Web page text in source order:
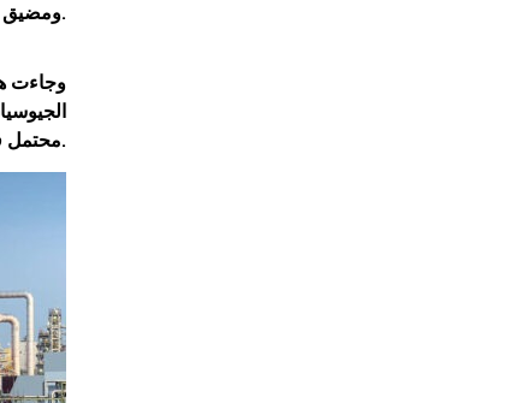
ومضيق .
وجاءت
محتمل في إمدادات الغاز الطبيعي المسال.